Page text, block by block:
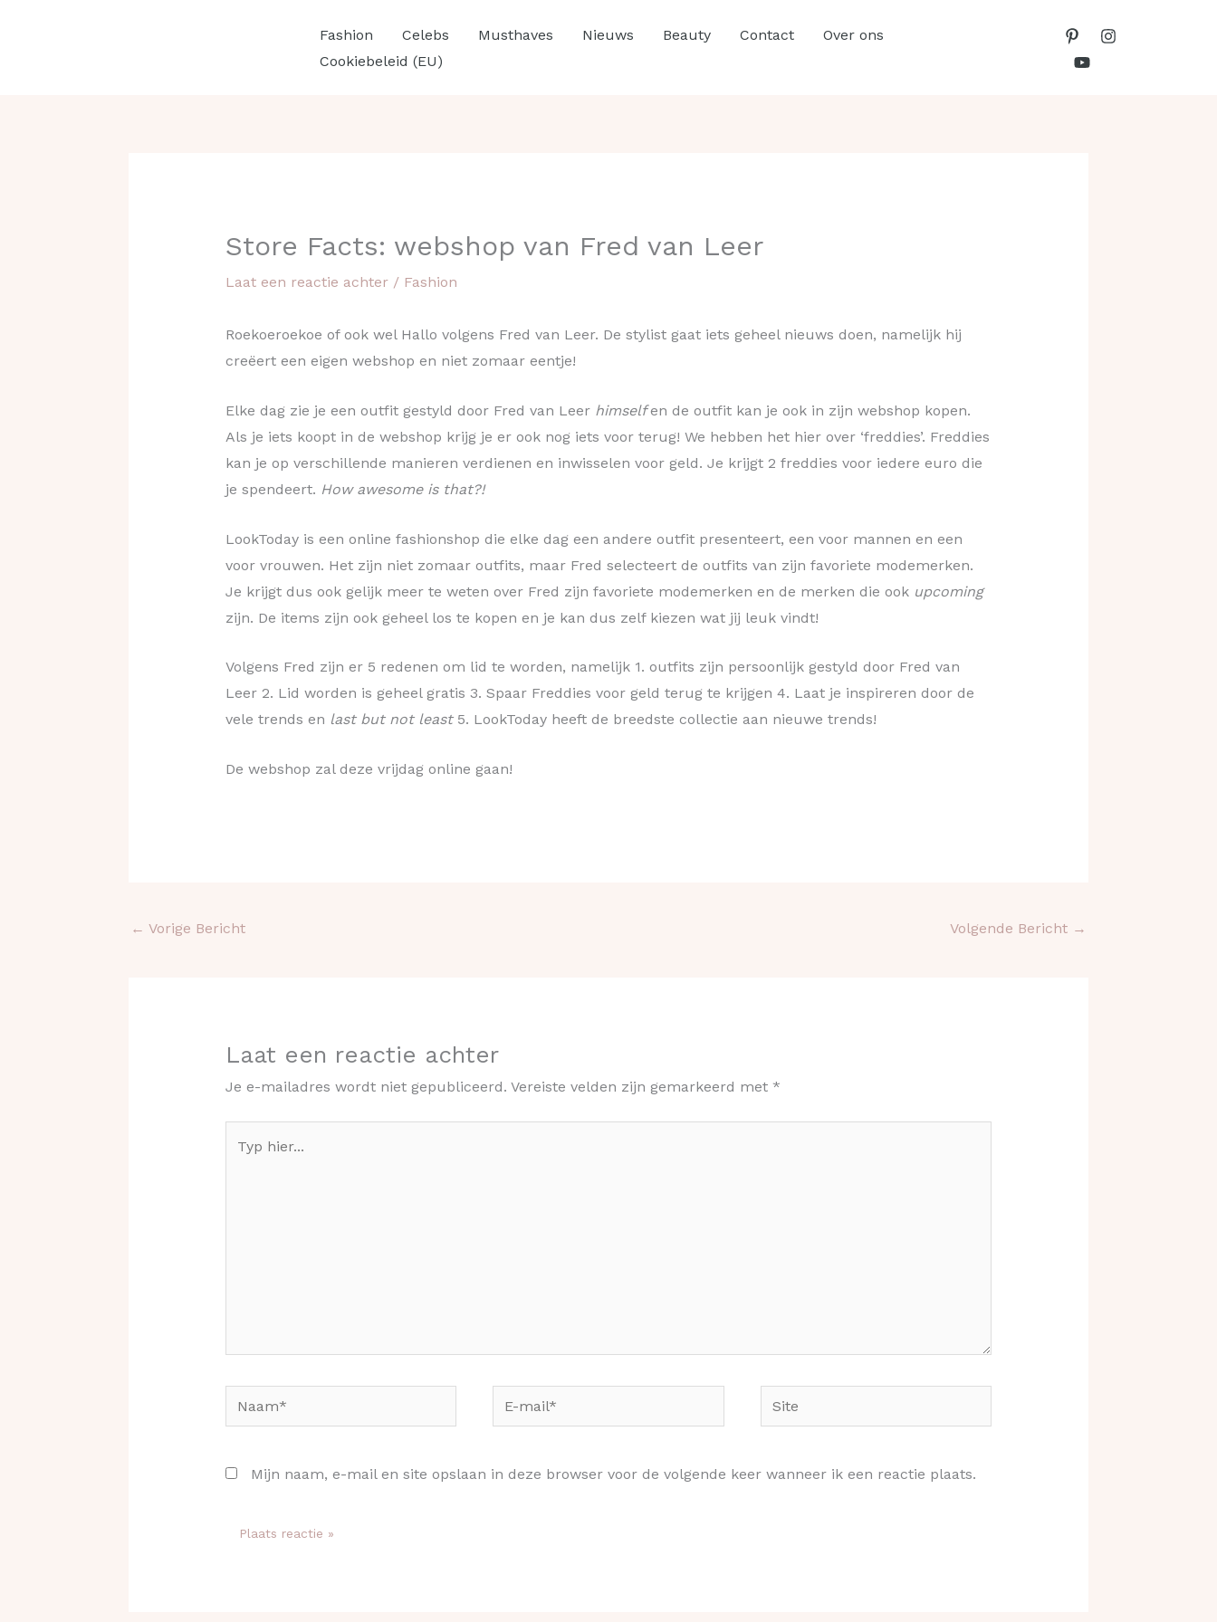
Fashion Celebs Musthaves Nieuws Beauty Contact
Over ons
Cookiebeleid (EU)
Store Facts: webshop van Fred van Leer
Laat een reactie achter / Fashion
Roekoeroekoe of ook wel Hallo volgens Fred van Leer. De stylist gaat iets geheel nieuws doen, namelijk hij
creëert een eigen webshop en niet zomaar eentje!
Elke dag zie je een outfit gestyld door Fred van Leer himselfen de outfit kan je ook in zijn webshop kopen.
Als je iets koopt in de webshop krijg je er ook nog iets voor terug! We hebben het hier over ‘freddies’. Freddies
kan je op verschillende manieren verdienen en inwisselen voor geld. Je krijgt 2 freddies voor iedere euro die
je spendeert. How awesome is that?!
LookToday is een online fashionshop die elke dag een andere outfit presenteert, een voor mannen en een
voor vrouwen. Het zijn niet zomaar outfits, maar Fred selecteert de outfits van zijn favoriete modemerken.
Je krijgt dus ook gelijk meer te weten over Fred zijn favoriete modemerken en de merken die ook upcoming
zijn. De items zijn ook geheel los te kopen en je kan dus zelf kiezen wat jij leuk vindt!
Volgens Fred zijn er 5 redenen om lid te worden, namelijk 1. outfits zijn persoonlijk gestyld door Fred van
Leer 2. Lid worden is geheel gratis 3. Spaar Freddies voor geld terug te krijgen 4. Laat je inspireren door de
vele trends en last but not least 5. LookToday heeft de breedste collectie aan nieuwe trends!
De webshop zal deze vrijdag online gaan!
← Vorige Bericht Volgende Bericht →
Laat een reactie achter
Je e-mailadres wordt niet gepubliceerd. Vereiste velden zijn gemarkeerd met *
Naam*
E-
mail*
Site
Mijn naam, e-mail en site opslaan in deze browser voor de volgende keer wanneer ik een reactie plaats.